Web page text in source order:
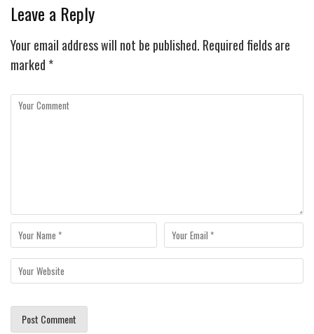
Leave a Reply
Your email address will not be published. Required fields are
marked *